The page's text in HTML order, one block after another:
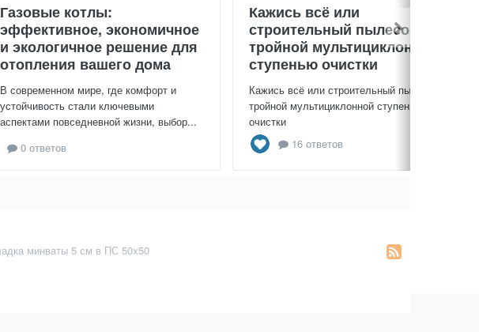
Газовые котлы:
эффективное, экономичное
и экологичное решение для
отопления вашего дома
В современном мире, где комфорт и
устойчивость стали ключевыми
аспектами повседневной жизни, выбор...
0 ответов
Кажись всё или
строительный пылесос с
тройной мультициклонной
ступенью очистки
Кажись всё или строительный пылесос с
тройной мультициклонной ступенью
очистки
16 ответов
минваты 5 см в ПС 50х50